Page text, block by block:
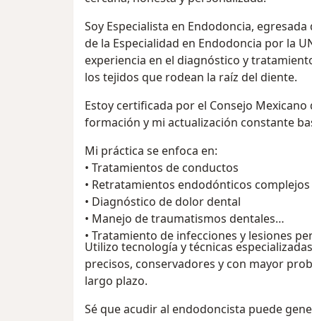
Soy Especialista en Endodoncia,
de la Especialidad en Endodoncia por la
experiencia en el diagnóstico y
los tejidos que rodean la raíz del diente.
Estoy certificada por el Consejo
formación y mi actualización constante
Mi práctica se enfoca en:
• Tratamientos de conductos
• Retratamientos endodónticos complejos
• Diagnóstico de dolor dental
• Manejo de traumatismos dentales
• Tratamiento de infecciones y lesiones
Utilizo tecnología y técnicas
precisos, conservadores y con mayor
largo plazo.
Sé que acudir al endodoncista puede